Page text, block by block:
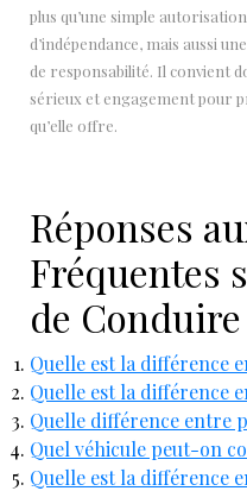
plus qu’une simple
d’indépendance, mais aussi
de responsabilité. Il convient
sérieux et engagement pour
qu’elle offre.
Réponses
Fréquentes
de
Quelle est la différence
Quelle est la différence
Quelle différence entre
Quel véhicule peut-on
Quelle est la différence